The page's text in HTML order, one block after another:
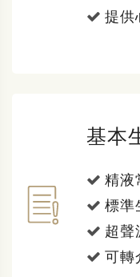
提供
基本
精液
標準
超聲
可轉